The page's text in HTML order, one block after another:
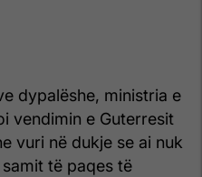
dypalëshe, ministria e
vendimin e Guterresit
vuri në dukje se ai nuk
të paqes të